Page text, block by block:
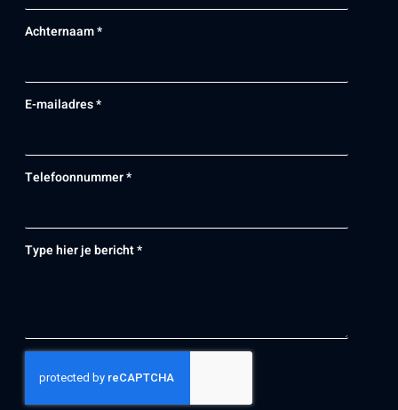
Achternaam *
E-mailadres *
Telefoonnummer *
Type hier je bericht *